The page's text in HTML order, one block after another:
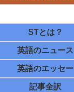
STとは？
英語のニュース
英語のエッセー
記事全訳